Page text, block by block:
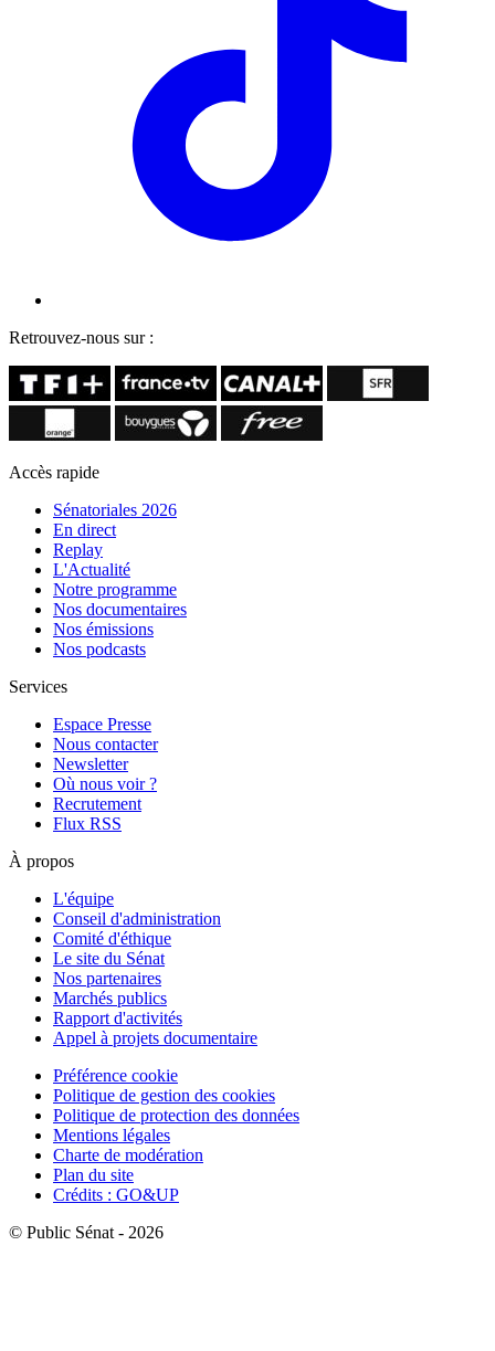
Retrouvez-nous sur :
Accès rapide
Sénatoriales 2026
En direct
Replay
L'Actualité
Notre programme
Nos documentaires
Nos émissions
Nos podcasts
Services
Espace Presse
Nous contacter
Newsletter
Où nous voir ?
Recrutement
Flux RSS
À propos
L'équipe
Conseil d'administration
Comité d'éthique
Le site du Sénat
Nos partenaires
Marchés publics
Rapport d'activités
Appel à projets documentaire
Préférence cookie
Politique de gestion des cookies
Politique de protection des données
Mentions légales
Charte de modération
Plan du site
Crédits : GO&UP
© Public Sénat - 2026